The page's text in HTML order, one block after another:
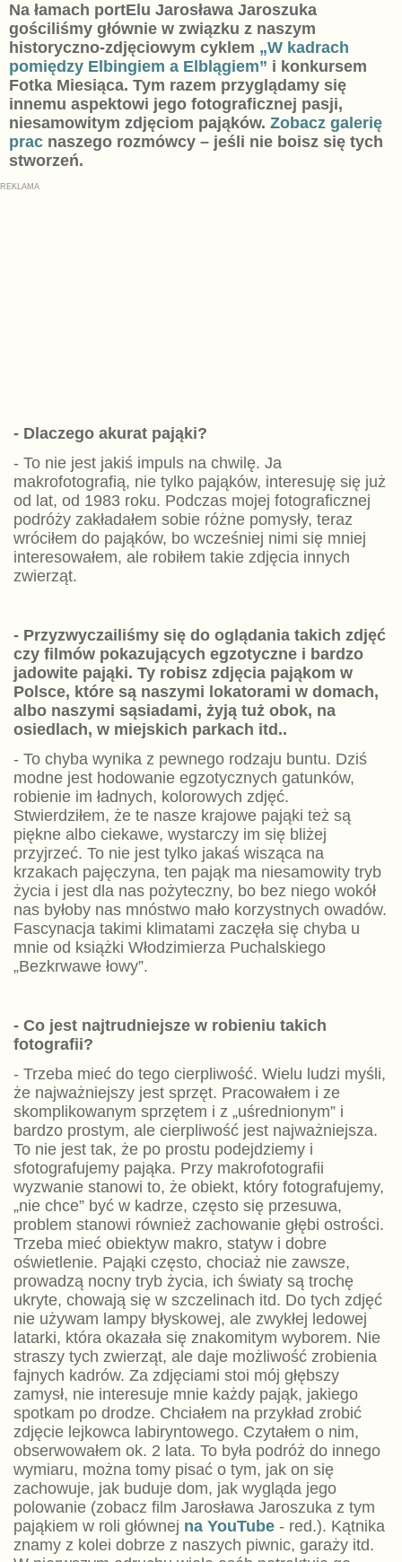
Na łamach portElu Jarosława Jaroszuka
gościliśmy głównie w związku z naszym
historyczno-zdjęciowym cyklem „W kadrach
pomiędzy Elbingiem a Elblągiem” i konkursem
Fotka Miesiąca. Tym razem przyglądamy się
innemu aspektowi jego fotograficznej pasji,
niesamowitym zdjęciom pająków. Zobacz galerię
pracnaszego rozmówcy – jeśli nie boisz się tych
stworzeń.
- Dlaczego akurat pająki?
- To nie jest jakiś impuls na chwilę. Ja
makrofotografią, nie tylko pająków, interesuję się już
od lat, od 1983 roku. Podczas mojej fotograficznej
podróży zakładałem sobie różne pomysły, teraz
wróciłem do pająków, bo wcześniej nimi się mniej
interesowałem, ale robiłem takie zdjęcia innych
zwierząt.
- Przyzwyczailiśmy się do oglądania takich zdjęć
czy filmów pokazujących egzotyczne i bardzo
jadowite pająki. Ty robisz zdjęcia pająkom w
Polsce, które są naszymi lokatorami w domach,
albo naszymi sąsiadami, żyją tuż obok, na
osiedlach, w miejskich parkach itd..
- To chyba wynika z pewnego rodzaju buntu. Dziś
modne jest hodowanie egzotycznych gatunków,
robienie im ładnych, kolorowych zdjęć.
Stwierdziłem, że te nasze krajowe pająki też są
piękne albo ciekawe, wystarczy im się bliżej
przyjrzeć. To nie jest tylko jakaś wisząca na
krzakach pajęczyna, ten pająk ma niesamowity tryb
życia i jest dla nas pożyteczny, bo bez niego wokół
nas byłoby nas mnóstwo mało korzystnych owadów.
Fascynacja takimi klimatami zaczęła się chyba u
mnie od książki Włodzimierza Puchalskiego
„Bezkrwawe łowy”.
- Co jest najtrudniejsze w robieniu takich
fotografii?
- Trzeba mieć do tego cierpliwość. Wielu ludzi myśli,
że najważniejszy jest sprzęt. Pracowałem i ze
skomplikowanym sprzętem i z „uśrednionym” i
bardzo prostym, ale cierpliwość jest najważniejsza.
To nie jest tak, że po prostu podejdziemy i
sfotografujemy pająka. Przy makrofotografii
wyzwanie stanowi to, że obiekt, który fotografujemy,
„nie chce” być w kadrze, często się przesuwa,
problem stanowi również zachowanie głębi ostrości.
Trzeba mieć obiektyw makro, statyw i dobre
oświetlenie. Pająki często, chociaż nie zawsze,
prowadzą nocny tryb życia, ich światy są trochę
ukryte, chowają się w szczelinach itd. Do tych zdjęć
nie używam lampy błyskowej, ale zwykłej ledowej
latarki, która okazała się znakomitym wyborem. Nie
straszy tych zwierząt, ale daje możliwość zrobienia
fajnych kadrów. Za zdjęciami stoi mój głębszy
zamysł, nie interesuje mnie każdy pająk, jakiego
spotkam po drodze. Chciałem na przykład zrobić
zdjęcie lejkowca labiryntowego. Czytałem o nim,
obserwowałem ok. 2 lata. To była podróż do innego
wymiaru, można tomy pisać o tym, jak on się
zachowuje, jak buduje dom, jak wygląda jego
polowanie (zobacz film Jarosława Jaroszuka z tym
pająkiem w roli głównej na YouTube- red.). Kątnika
znamy z kolei dobrze z naszych piwnic, garaży itd.